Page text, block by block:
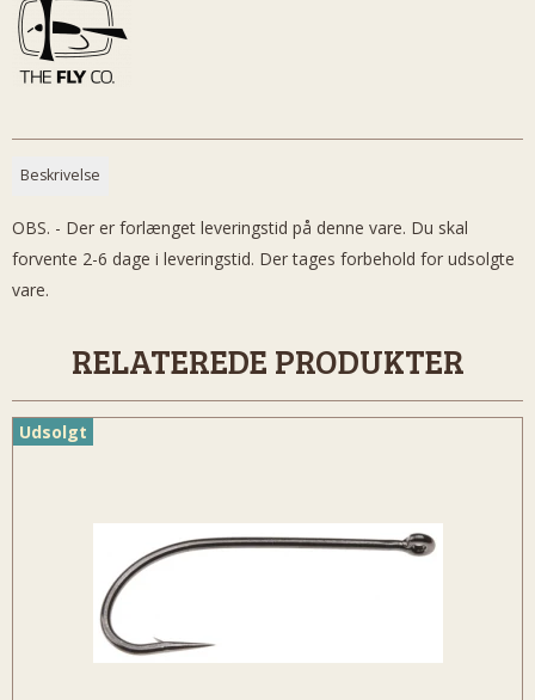
Beskrivelse
OBS. - Der er forlænget leveringstid på denne vare. Du skal
forvente 2-6 dage i leveringstid. Der tages forbehold for udsolgte
vare.
RELATEREDE PRODUKTER
Udsolgt